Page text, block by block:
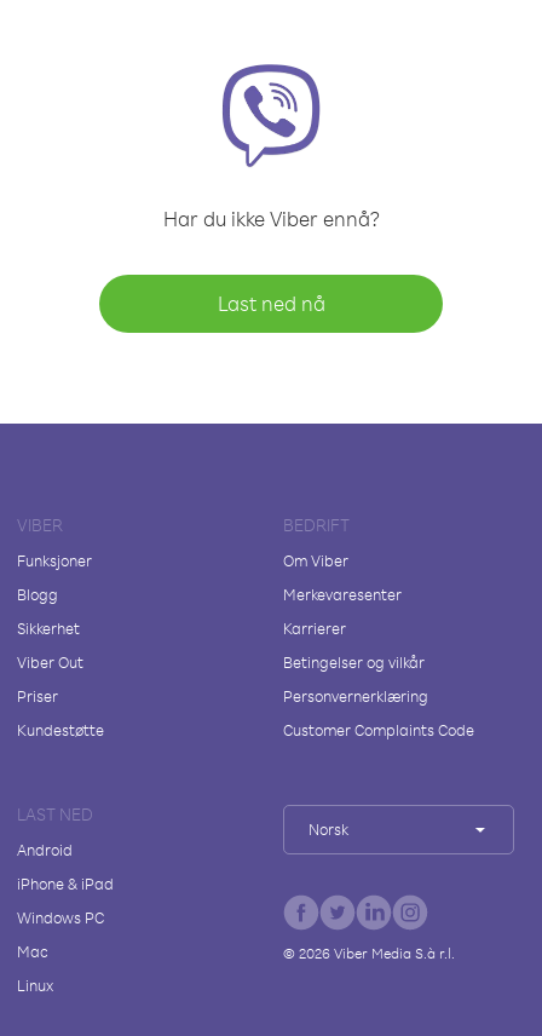
Har du ikke Viber ennå?
Last ned nå
VIBER
Funksjoner
Blogg
Sikkerhet
Viber Out
Priser
Kundestøtte
BEDRIFT
Om Viber
Merkevaresenter
Karrierer
Betingelser og vilkår
Personvernerklæring
Customer Complaints Code
LAST NED
Android
iPhone & iPad
Windows PC
Mac
Linux
Norsk
© 2026Viber Media S.à r.l.